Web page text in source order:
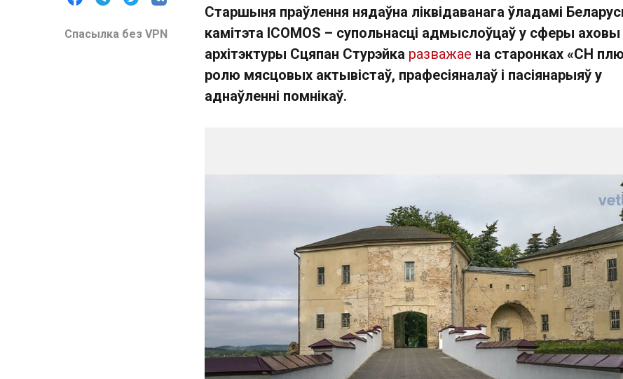
Спасылка без VPN
Старшыня праўлення нядаўна ліквідаванага ўладамі
камітэта ICOMOS – супольнасці адмыслоўцаў у сферы аховы
архітэктуры Сцяпан Стурэйка разважае на старонках «СН
ролю мясцовых актывістаў, прафесіяналаў і пасіянарыяў у
аднаўленні помнікаў.